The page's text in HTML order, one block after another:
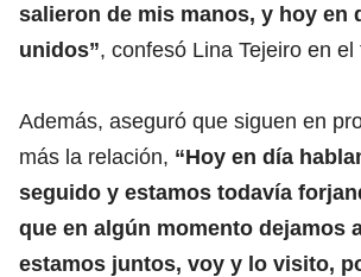
salieron de mis manos, y hoy en
unidos”, confesó Lina Tejeiro en el
Además, aseguró que siguen en
más la relación, “Hoy en día
seguido y estamos todavía
que en algún momento dejamos
estamos juntos, voy y lo visito,